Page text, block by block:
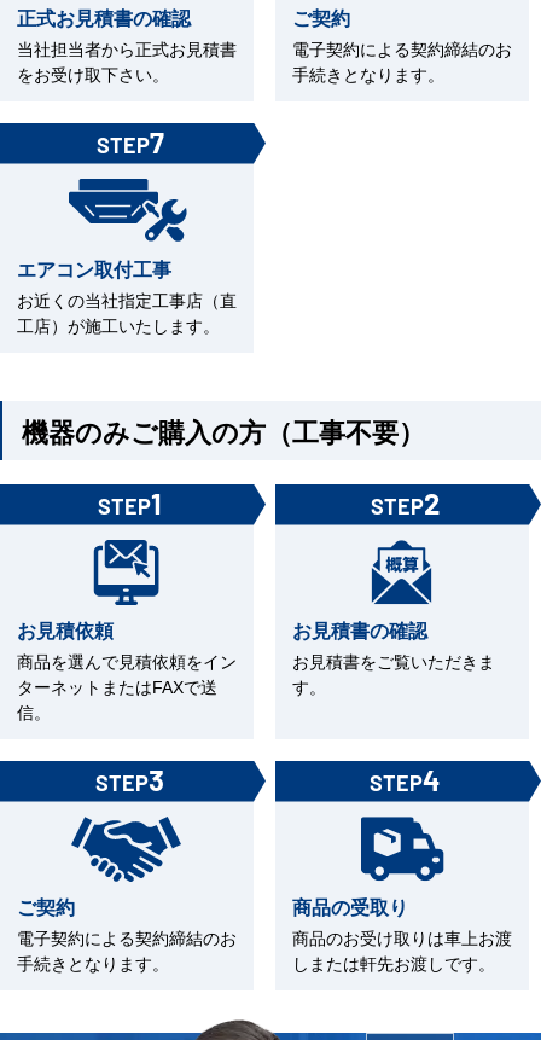
正式お見積書の確認
当社担当者から正式お見積書
をお受け取下さい。
ご契約
電子契約による契約締結のお
手続きとなります。
STEP7
エアコン取付工事
お近くの当社指定工事店（直
工店）が施工いたします。
機器のみご購入の方（工事不要）
STEP1
お見積依頼
商品を選んで見積依頼をイン
ターネットまたはFAXで送
信。
STEP2
お見積書の確認
お見積書をご覧いただきま
す。
STEP3
ご契約
電子契約による契約締結のお
手続きとなります。
STEP4
商品の受取り
商品のお受け取りは車上お渡
しまたは軒先お渡しです。